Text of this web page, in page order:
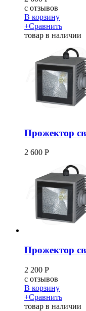
c отзывов
В корзину
+Сравнить
товар в наличии
Прожектор
2 600 Р
Прожектор
2 200 Р
c отзывов
В корзину
+Сравнить
товар в наличии